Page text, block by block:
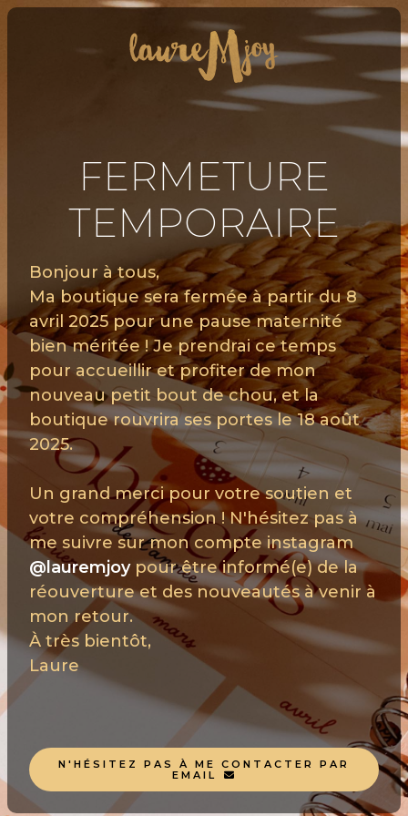
FERMETURE
TEMPORAIRE
Bonjour à tous,
Ma boutique sera fermée à partir du 8
avril 2025 pour une pause maternité
bien méritée ! Je prendrai ce temps
pour accueillir et profiter de mon
nouveau petit bout de chou, et la
boutique rouvrira ses portes le 18 août
2025.
Un grand merci pour votre soutien et
votre compréhension ! N'hésitez pas à
me suivre sur mon compte instagram
@lauremjoypour être informé(e) de la
réouverture et des nouveautés à venir à
mon retour.
À très bientôt,
Laure
N'HÉSITEZ PAS À ME CONTACTER PAR
EMAIL